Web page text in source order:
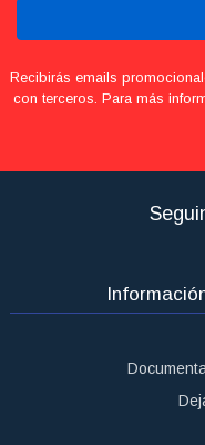
Recibirás emails
con terceros. Para más